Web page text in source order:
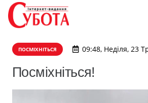
ПОСМІХНІТЬСЯ 09:48, Неділя, 23
Посміхніться!